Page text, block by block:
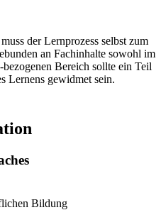
der Lernprozess selbst zum
an Fachinhalte sowohl im
Bereich sollte ein Teil
Lernens gewidmet sein.
Bildung